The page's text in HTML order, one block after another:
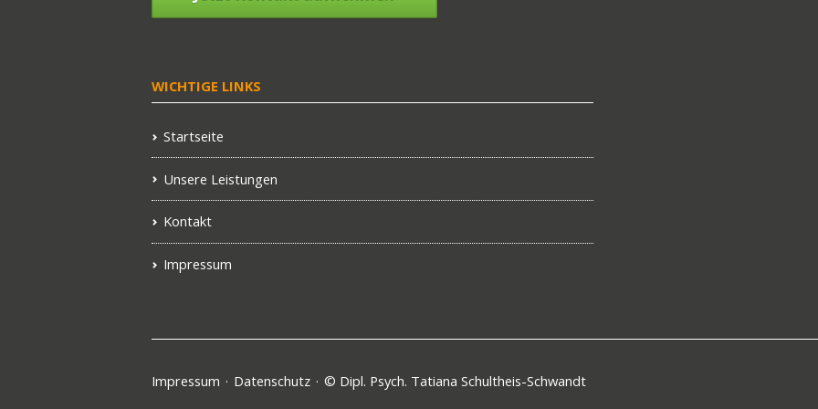
WICHTIGE LINKS
Startseite
Unsere Leistungen
Kontakt
Impressum
Navigation
Impressum Datenschutz © Dipl. Psych. Tatiana Schultheis-Schwandt